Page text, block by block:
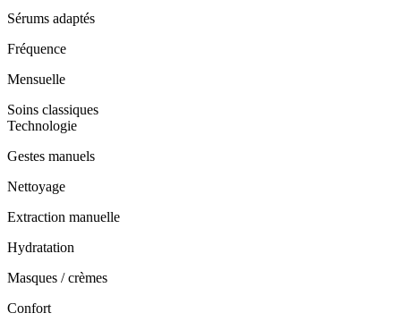
Sérums adaptés
Fréquence
Mensuelle
Soins classiques
Technologie
Gestes manuels
Nettoyage
Extraction manuelle
Hydratation
Masques / crèmes
Confort